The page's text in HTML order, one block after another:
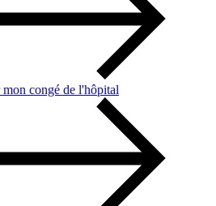
mon congé de l'hôpital